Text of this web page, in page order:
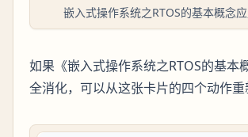
嵌入式操作系统之RTOS的基本概念
如果《嵌入式操作系统之RTOS的基本
全消化，可以从这张卡片的四个动作重